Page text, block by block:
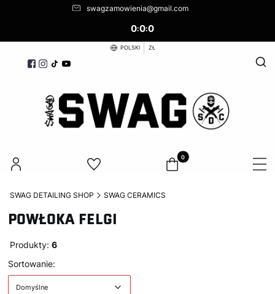
swagzamowienia@gmail.com
0:0:0
POLSKI ZŁ
Produkty w koszyku: 0.
SWAG DETAILING SHOP SWAG CERAMICS
POWŁOKA FELGI
Produkty: 6
Lista produktów
Sortowanie:
Domyślne